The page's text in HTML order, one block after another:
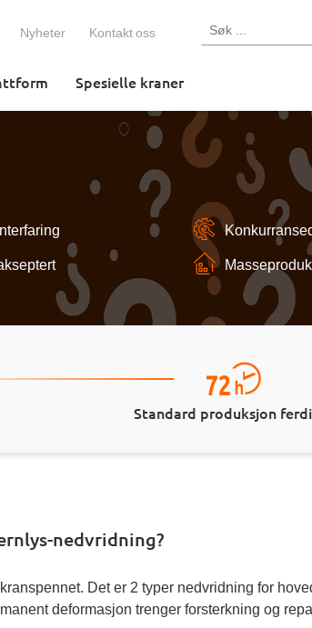
Nyheter Kontakt oss
Spesielle kraner
Standard produksjon
nedvridning?
Det er 2 typer nedvridning for
deformasjon trenger forsterkning og